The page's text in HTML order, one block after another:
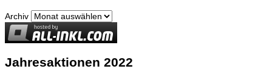
Archiv
Jahresaktionen 2022